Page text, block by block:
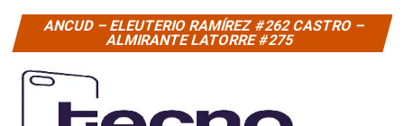
ANCUD – ELEUTERIO RAMÍREZ #262 CASTRO –
ALMIRANTE LATORRE #275